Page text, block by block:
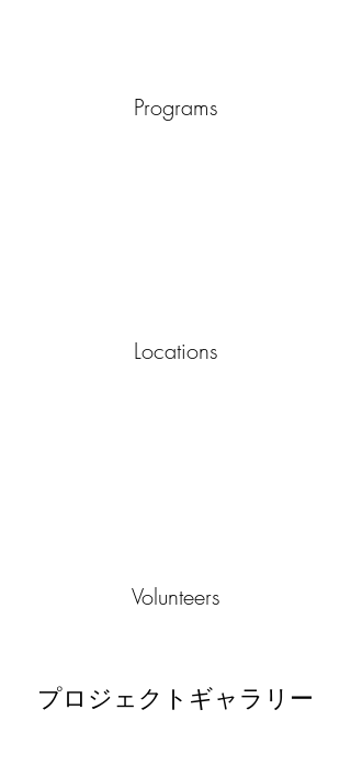
Programs
Locations
Volunteers
プロジェクトギャラリー